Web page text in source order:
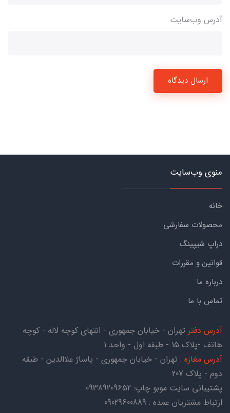
آدرس وب‌سایت
ارسال دیدگاه
منوی وب‌سایت
خانه
محصولات سفارشی
دراپ شیپینگ
قوانین و مقررات
درباره ما
تماس با ما
آدرس دفتر تهران - خیابان جمهوری - انتهای کوچه لاله - کوچه
هاتف -پلاک ۱۵ - طبقه اول - واحد ۱
آدرس مغازه : تهران - خیابان جمهوری - پاساژ علاالدین - طبقه
دوم - پلاک 207
پشتیبانی سایت موبو چاپ: 09389209652
ارتباط مشتریان عمده : 09029600889